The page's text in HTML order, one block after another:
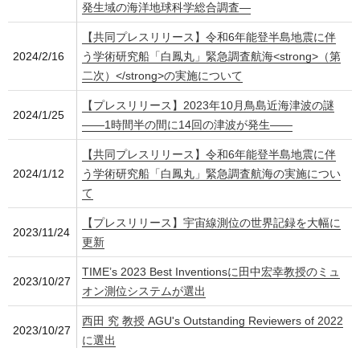
発生域の海洋地球科学総合調査―
2024/2/16
【共同プレスリリース】令和6年能登半島地震に伴
う学術研究船「白鳳丸」緊急調査航海<strong>（第
二次）</strong>の実施について
2024/1/25
【プレスリリース】2023年10月鳥島近海津波の謎
――1時間半の間に14回の津波が発生――
2024/1/12
【共同プレスリリース】令和6年能登半島地震に伴
う学術研究船「白鳳丸」緊急調査航海の実施につい
て
2023/11/24
【プレスリリース】宇宙線測位の世界記録を大幅に
更新
2023/10/27
TIME’s 2023 Best Inventionsに田中宏幸教授のミュ
オン測位システムが選出
2023/10/27
西田 究 教授 AGU's Outstanding Reviewers of 2022
に選出